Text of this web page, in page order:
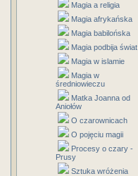
Magia a religia
Magia afrykańska
Magia babilońska
Magia podbija świat
Magia w islamie
Magia w
średniowieczu
Matka Joanna od
Aniołów
O czarownicach
O pojęciu magii
Procesy o czary -
Prusy
Sztuka wróżenia